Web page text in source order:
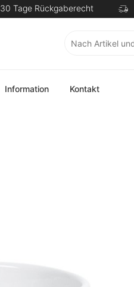
30 Tage Rückgaberecht
Information Kontakt